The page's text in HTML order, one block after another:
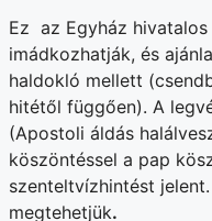
Ez az Egyház
imádkozhatják, és
haldokló mellett
hitétől függően). A
(Apostoli áldás
köszöntéssel a pap
szenteltvízhintést
megtehetjük.